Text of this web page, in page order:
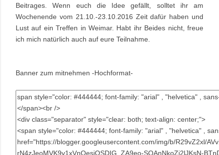
Beitrages. Wenn euch die Idee gefällt, solltet ihr am
Wochenende vom 21.10.-23.10.2016 Zeit dafür haben und
Lust auf ein Treffen in Weimar. Habt ihr Beides nicht, freue
ich mich natürlich auch auf eure Teilnahme.
Banner zum mitnehmen -Hochformat-